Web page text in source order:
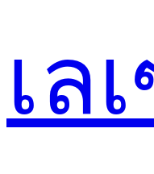
เล